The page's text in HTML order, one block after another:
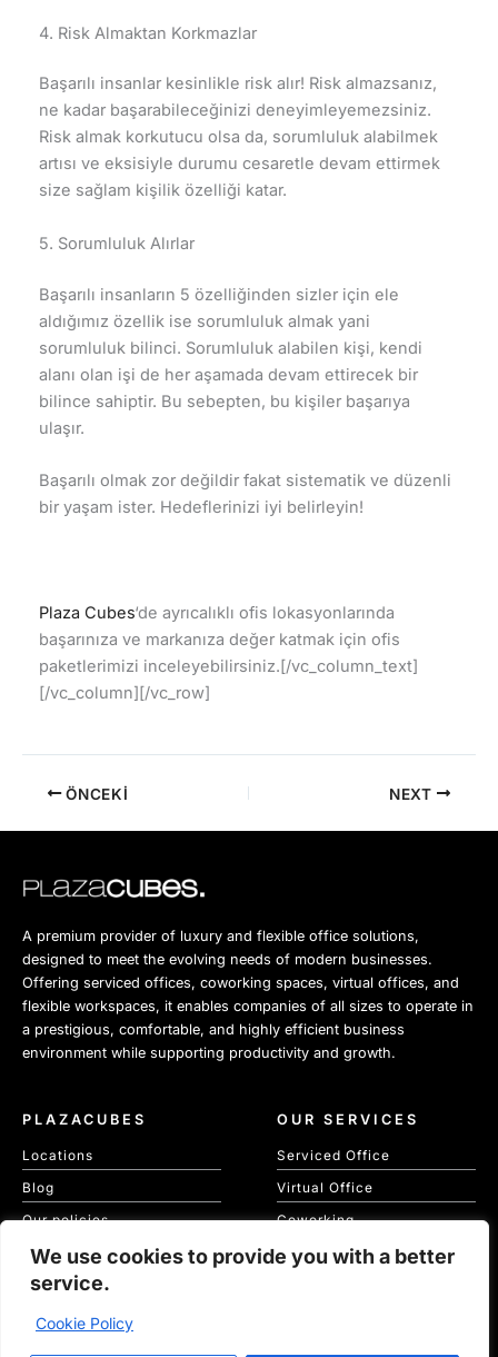
We use cookies to provide you with a better
service.
Cookie Policy
4. Risk Almaktan Korkmazlar
Başarılı insanlar kesinlikle risk alır! Risk almazsanız,
ne kadar başarabileceğinizi deneyimleyemezsiniz.
Risk almak korkutucu olsa da, sorumluluk alabilmek
artısı ve eksisiyle durumu cesaretle devam ettirmek
size sağlam kişilik özelliği katar.
5. Sorumluluk Alırlar
Başarılı insanların 5 özelliğinden sizler için ele
aldığımız özellik ise sorumluluk almak yani
sorumluluk bilinci. Sorumluluk alabilen kişi, kendi
alanı olan işi de her aşamada devam ettirecek bir
bilince sahiptir. Bu sebepten, bu kişiler başarıya
ulaşır.
Başarılı olmak zor değildir fakat sistematik ve düzenli
bir yaşam ister. Hedeflerinizi iyi belirleyin!
Plaza Cubes‘de ayrıcalıklı ofis lokasyonlarında
başarınıza ve markanıza değer katmak için ofis
paketlerimizi inceleyebilirsiniz.[/vc_column_text]
[/vc_column][/vc_row]
ÖNCEKI NEXT
A premium provider of luxury and flexible office solutions,
designed to meet the evolving needs of modern businesses.
Offering serviced offices, coworking spaces, virtual offices, and
flexible workspaces, it enables companies of all sizes to operate in
a prestigious, comfortable, and highly efficient business
environment while supporting productivity and growth.
PLAZACUBES
Locations
Blog
Our policies
Our Cookie Policy
KVKK
OUR SERVICES
Serviced Office
Virtual Office
Coworking
Meeting Spaces